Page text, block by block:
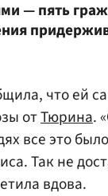
— пять
что ей
отТюрина.
все это
Так не
вдова.